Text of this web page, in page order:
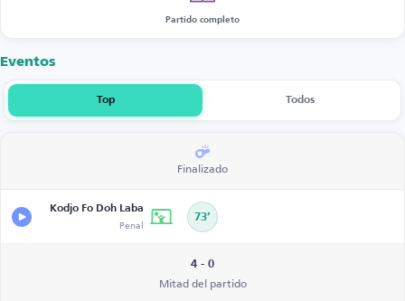
Partido completo
Eventos
Top Todos
Finalizado
Kodjo Fo Doh Laba
Penal 73’
4 - 0
Mitad del partido